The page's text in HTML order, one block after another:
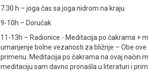
7.30 h – joga čas sa joga nidrom na kraju
9-10h – Doručak
11-13h – Radionice - Meditacija po čakrama +
umanjenje bolne vezanosti za bližnje – Obe
primenu. Meditacija po čakrama na ovaj način
meditaciju sam davno pronašla u literaturi i